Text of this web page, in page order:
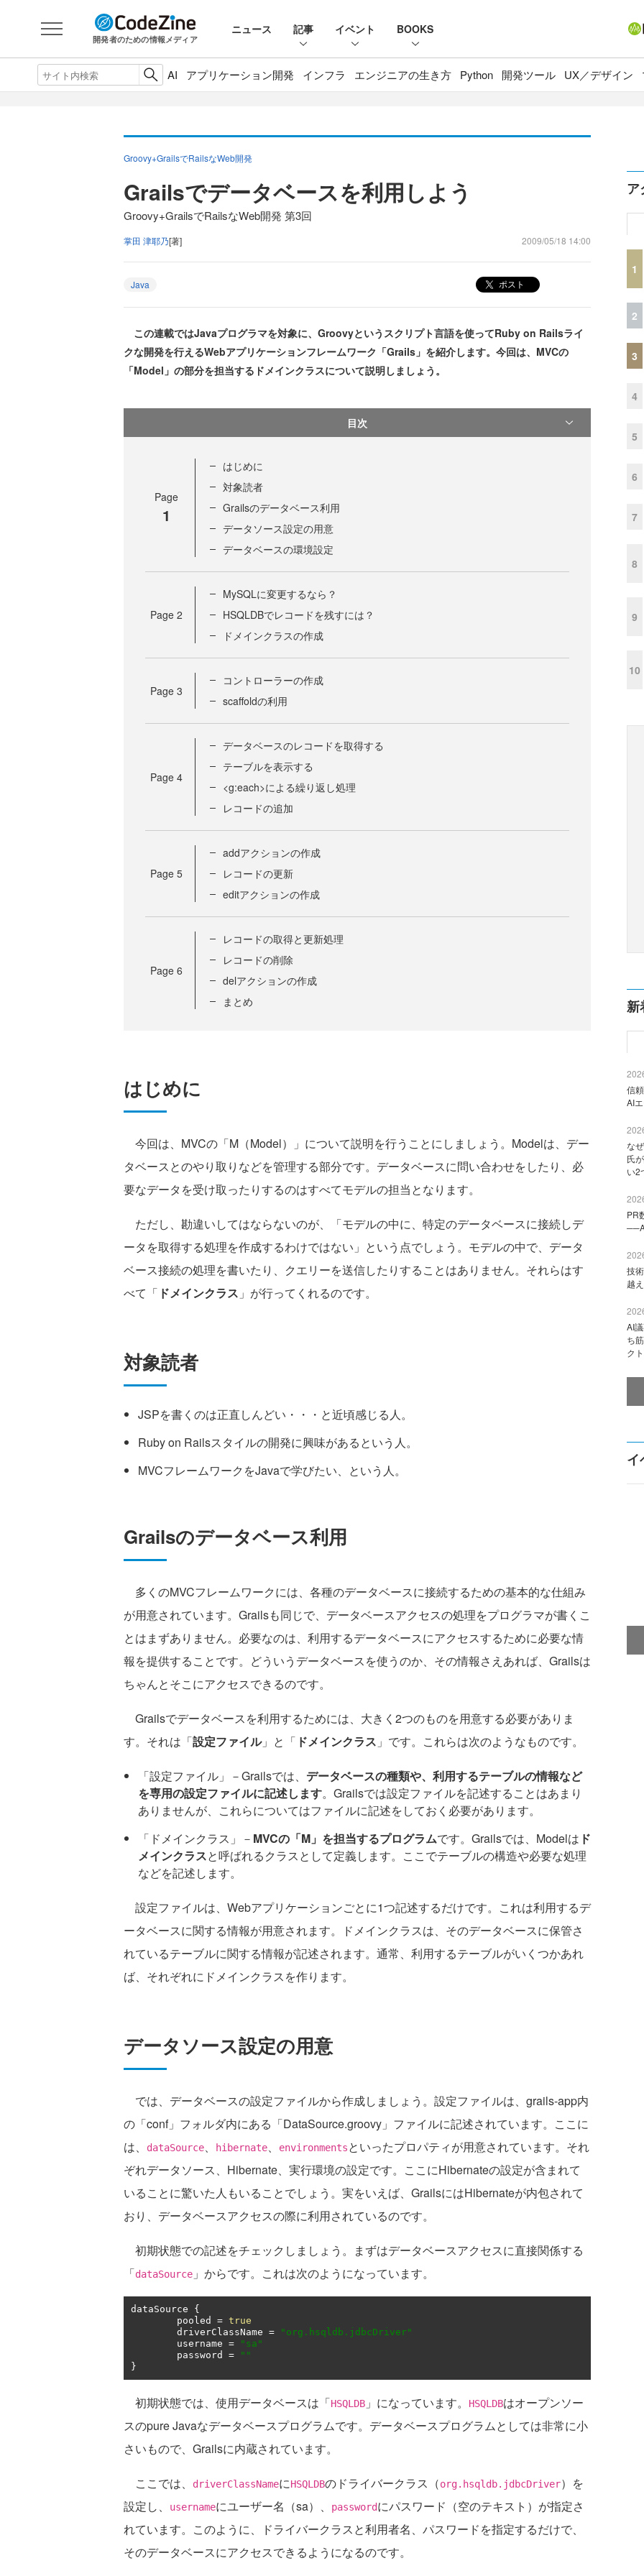
開発者のための情報メディア
ニュース 記事 イベント BOOKS
AI アプリケーション開発 インフラ エンジニアの生き方 Python 開発ツール UX／デザイン
Groovy+GrailsでRailsなWeb開発
Grailsでデータベースを利用しよう
Groovy+GrailsでRailsなWeb開発 第3回
掌田 津耶乃[著] 2009/05/18 14:00
Java ポスト
この連載ではJavaプログラマを対象に、Groovyというスクリプト言語を使ってRuby on Railsライ
クな開発を行えるWebアプリケーションフレームワーク「Grails」を紹介します。今回は、MVCの
「Model」の部分を担当するドメインクラスについて説明しましょう。
目次
Page
1
はじめに
対象読者
Grailsのデータベース利用
データソース設定の用意
データベースの環境設定
Page 2
MySQLに変更するなら？
HSQLDBでレコードを残すには？
ドメインクラスの作成
Page 3
コントローラーの作成
scaffoldの利用
Page 4
データベースのレコードを取得する
テーブルを表示する
<g:each>による繰り返し処理
レコードの追加
Page 5
addアクションの作成
レコードの更新
editアクションの作成
Page 6
レコードの取得と更新処理
レコードの削除
delアクションの作成
まとめ
はじめに
今回は、MVCの「M（Model）」について説明を行うことにしましょう。Modelは、デー
タベースとのやり取りなどを管理する部分です。データベースに問い合わせをしたり、必
要なデータを受け取ったりするのはすべてモデルの担当となります。
ただし、勘違いしてはならないのが、「モデルの中に、特定のデータベースに接続しデ
ータを取得する処理を作成するわけではない」という点でしょう。モデルの中で、データ
ベース接続の処理を書いたり、クエリーを送信したりすることはありません。それらはす
べて「 ドメインクラス 」が行ってくれるのです。
対象読者
JSPを書くのは正直しんどい・・・と近頃感じる人。
Ruby on Railsスタイルの開発に興味があるという人。
MVCフレームワークをJavaで学びたい、という人。
Grailsのデータベース利用
多くのMVCフレームワークには、各種のデータベースに接続するための基本的な仕組み
が用意されています。Grailsも同じで、データベースアクセスの処理をプログラマが書くこ
とはまずありません。必要なのは、利用するデータベースにアクセスするために必要な情
報を提供することです。どういうデータベースを使うのか、その情報さえあれば、Grailsは
ちゃんとそこにアクセスできるのです。
Grailsでデータベースを利用するためには、大きく2つのものを用意する必要がありま
す。それは「設定ファイル」と「 ドメインクラス 」です。これらは次のようなものです。
「設定ファイル」－Grailsでは、 データベースの種類や、利用するテーブルの情報など
を専用の設定ファイルに記述します。Grailsでは設定ファイルを記述することはあまり
ありませんが、これらについてはファイルに記述をしておく必要があります。
「ドメインクラス」－ MVCの「M」を担当するプログラムです。Grailsでは、Modelは ド
メインクラスと呼ばれるクラスとして定義します。ここでテーブルの構造や必要な処理
などを記述します。
設定ファイルは、Webアプリケーションごとに1つ記述するだけです。これは利用するデ
ータベースに関する情報が用意されます。ドメインクラスは、そのデータベースに保管さ
れているテーブルに関する情報が記述されます。通常、利用するテーブルがいくつかあれ
ば、それぞれにドメインクラスを作ります。
データソース設定の用意
では、データベースの設定ファイルから作成しましょう。設定ファイルは、grails-app内
の「conf」フォルダ内にある「DataSource.groovy」ファイルに記述されています。ここに
は、
dataSource、 hibernate、 environmentsといったプロパティが用意されています。それ
ぞれデータソース、Hibernate、実行環境の設定です。ここにHibernateの設定が含まれて
いることに驚いた人もいることでしょう。実をいえば、GrailsにはHibernateが内包されて
おり、データベースアクセスの際に利用されているのです。
初期状態での記述をチェックしましょう。まずはデータベースアクセスに直接関係する
「dataSource 」からです。これは次のようになっています。
dataSource {
	pooled
= true
	driverClassName
=
"org.hsqldb.jdbcDriver"
	username
=
"sa"
	password
=
""
}
初期状態では、使用データベースは「HSQLDB 」になっています。 HSQLDBはオープンソー
スのpure Javaなデータベースプログラムです。データベースプログラムとしては非常に小
さいもので、Grailsに内蔵されています。
ここでは、 driverClassNameにHSQLDBのドライバークラス（org.hsqldb.jdbcDriver）を
設定し、
usernameにユーザー名（sa）、 passwordにパスワード（空のテキスト）が指定さ
れています。このように、ドライバークラスと利用者名、パスワードを指定するだけで、
そのデータベースにアクセスできるようになるのです。
ア
1
2
3
4
5
6
7
8
9
10
新
信
AI
な
氏
い2
PR
技
越
AI
ち
ク
イ